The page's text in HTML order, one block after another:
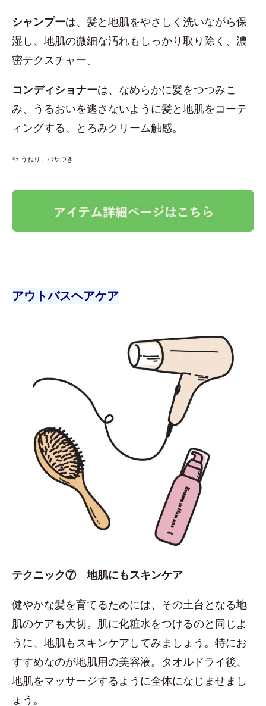
シャンプーは、髪と地肌をやさしく洗いながら保
湿し、地肌の微細な汚れもしっかり取り除く、濃
密テクスチャー。
コンディショナーは、なめらかに髪をつつみこ
み、うるおいを逃さないように髪と地肌をコーテ
ィングする、とろみクリーム触感。
*3 うねり、パサつき
アウトバスヘアケア
テクニック⑦ 地肌にもスキンケア
健やかな髪を育てるためには、その土台となる地
肌のケアも大切。肌に化粧水をつけるのと同じよ
うに、地肌もスキンケアしてみましょう。特にお
すすめなのが地肌用の美容液。タオルドライ後、
地肌をマッサージするように全体になじませまし
ょう。